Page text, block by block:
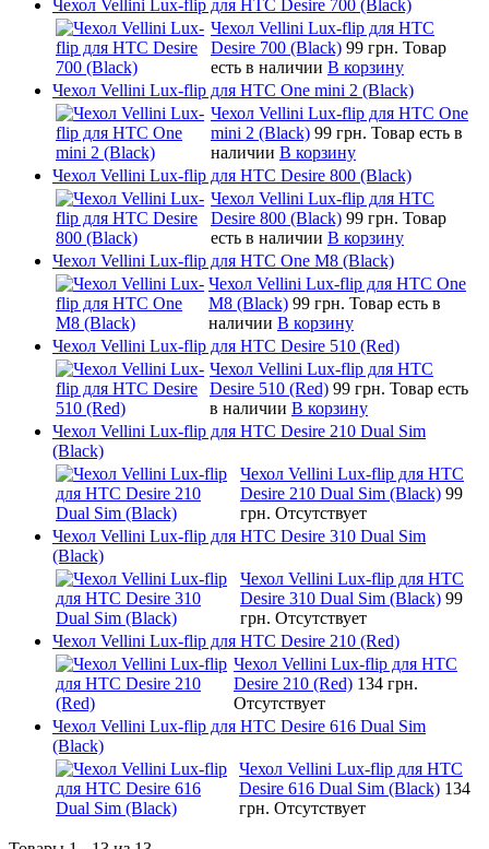
Чехол Vellini Lux-flip для HTC Desire 700 (Black)
Чехол Vellini Lux-flip для HTC
Desire 700 (Black) 99 грн. Товар
есть в наличии В корзину
Чехол Vellini Lux-flip для HTC One mini 2 (Black)
Чехол Vellini Lux-flip для HTC One
mini 2 (Black) 99 грн. Товар есть в
наличии В корзину
Чехол Vellini Lux-flip для HTC Desire 800 (Black)
Чехол Vellini Lux-flip для HTC
Desire 800 (Black) 99 грн. Товар
есть в наличии В корзину
Чехол Vellini Lux-flip для HTC One M8 (Black)
Чехол Vellini Lux-flip для HTC One
M8 (Black) 99 грн. Товар есть в
наличии В корзину
Чехол Vellini Lux-flip для HTC Desire 510 (Red)
Чехол Vellini Lux-flip для HTC
Desire 510 (Red) 99 грн. Товар есть
в наличии В корзину
Чехол Vellini Lux-flip для HTC Desire 210 Dual Sim
(Black)
Чехол Vellini Lux-flip для HTC
Desire 210 Dual Sim (Black) 99
грн. Отсутствует
Чехол Vellini Lux-flip для HTC Desire 310 Dual Sim
(Black)
Чехол Vellini Lux-flip для HTC
Desire 310 Dual Sim (Black) 99
грн. Отсутствует
Чехол Vellini Lux-flip для HTC Desire 210 (Red)
Чехол Vellini Lux-flip для HTC
Desire 210 (Red) 134 грн.
Отсутствует
Чехол Vellini Lux-flip для HTC Desire 616 Dual Sim
(Black)
Чехол Vellini Lux-flip для HTC
Desire 616 Dual Sim (Black) 134
грн. Отсутствует